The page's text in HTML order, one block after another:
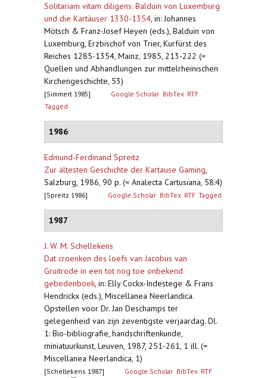
Solitariam vitam diligens: Balduin von Luxemburg
und die Kartäuser 1330-1354, in: Johannes
Mötsch & Franz-Josef Heyen (eds.), Balduin von
Luxemburg, Erzbischof von Trier, Kurfürst des
Reiches 1285-1354, Mainz, 1985, 213-222 (=
Quellen und Abhandlungen zur mittelrheinischen
Kirchengeschichte, 53)
[Simmert 1985] Google Scholar BibTex RTF
Tagged
1986
Edmund-Ferdinand Spreitz
Zur ältesten Geschichte der Kartause Gaming,
Salzburg, 1986, 90 p. (= Analecta Cartusiana, 58:4)
[Spreitz 1986] Google Scholar BibTex RTF Tagged
1987
J. W. M. Schellekens
Dat croenken des loefs van Jacobus van
Gruitrode in een tot nog toe onbekend
gebedenboek, in: Elly Cockx-Indestege & Frans
Hendrickx (eds.), Miscellanea Neerlandica.
Opstellen voor Dr. Jan Deschamps ter
gelegenheid van zijn zeventigste verjaardag. Dl.
1: Bio-bibliografie, handschriftenkunde,
miniatuurkunst, Leuven, 1987, 251-261, 1 ill. (=
Miscellanea Neerlandica, 1)
[Schellekens 1987] Google Scholar BibTex RTF